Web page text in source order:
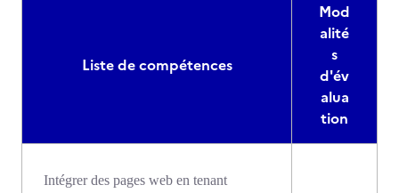
Liste de compétences
Mod
alité
s
d'év
alua
tion
Intégrer des pages web en tenant